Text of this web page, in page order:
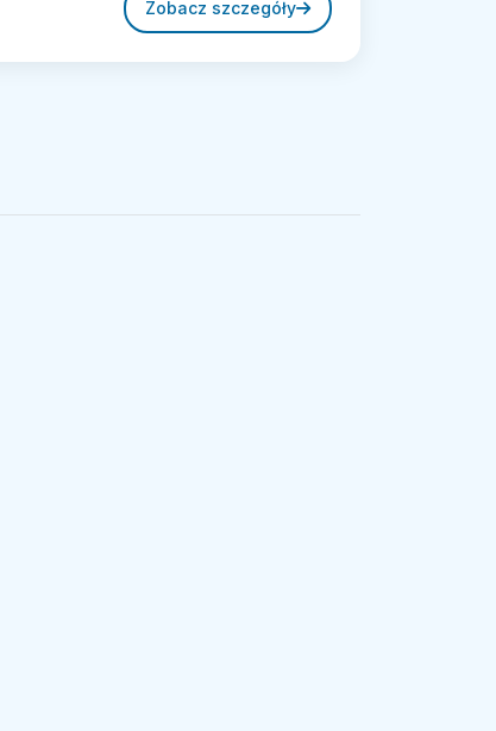
Zobacz szczegóły